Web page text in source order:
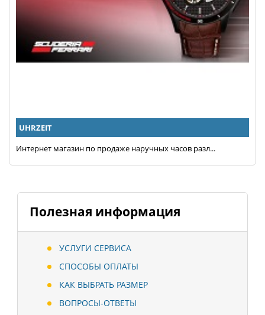
Полезная информация
УСЛУГИ СЕРВИСА
СПОСОБЫ ОПЛАТЫ
КАК ВЫБРАТЬ РАЗМЕР
ВОПРОСЫ-ОТВЕТЫ
UHRZEIT
Интернет магазин по продаже наручных часов разл...